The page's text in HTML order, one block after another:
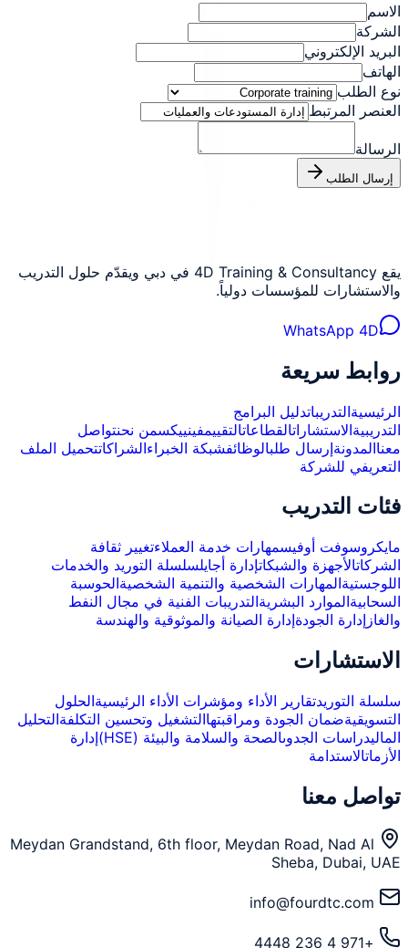
الاسم
الشركة
البريد الإلكتروني
الهاتف
نوع الطلب
العنصر المرتبط
الرسالة
إرسال الطلب
يقع 4D Training & Consultancy في دبي ويقدّم حلول التدريب
والاستشارات للمؤسسات دولياً.
WhatsApp 4D
روابط سريعة
الرئيسيةالتدريباتدليل البرامج
التدريبيةالاستشاراتالقطاعاتالتقييمفينييكسمن نحنتواصل
معناالمدونةإرسال طلبالوظائفشبكة الخبراءالشراكاتتحميل الملف
التعريفي للشركة
فئات التدريب
مايكروسوفت أوفيسمهارات خدمة العملاءتغيير ثقافة
الشركاتالأجهزة والشبكاتإدارة أجايلسلسلة التوريد والخدمات
اللوجستيةالمهارات الشخصية والتنمية الشخصيةالحوسبة
السحابيةالموارد البشريةالتدريبات الفنية في مجال النفط
والغاز إدارة الجودةإدارة الصيانة والموثوقية والهندسة
الاستشارات
سلسلة التوريدتقارير الأداء ومؤشرات الأداء الرئيسيةالحلول
التسويقيةضمان الجودة ومراقبتهاالتشغيل وتحسين التكلفةالتحليل
الماليدراسات الجدوىالصحة والسلامة والبيئة (HSE)
إدارة
الأزماتالاستدامة
تواصل معنا
Meydan Grandstand, 6th floor, Meydan Road, Nad Al
Sheba, Dubai, UAE
info@fourdtc.com
+971 4 236 4448